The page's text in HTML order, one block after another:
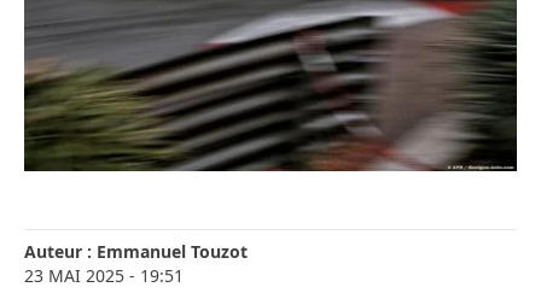
Auteur : Emmanuel Touzot
23 MAI 2025 - 19:51